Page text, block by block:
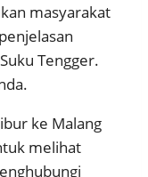
masyarakat
Tengger.
ke Malang
melihat